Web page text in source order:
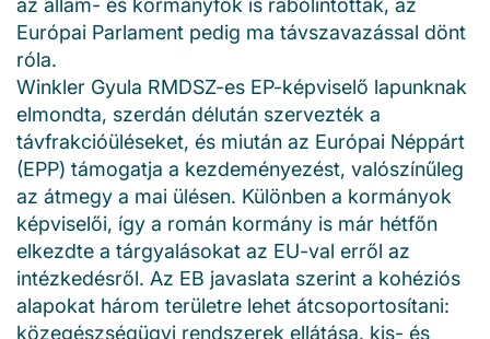
Európai Parlament pedig ma távszavazással dönt
róla.
Winkler Gyula RMDSZ-es EP-képviselő lapunknak
elmondta, szerdán délután szervezték a
távfrakcióüléseket, és miután az Európai Néppárt
(EPP) támogatja a kezdeményezést, valószínűleg
az átmegy a mai ülésen. Különben a kormányok
képviselői, így a román kormány is már hétfőn
elkezdte a tárgyalásokat az EU-val erről az
intézkedésről. Az EB javaslata szerint a kohéziós
alapokat három területre lehet átcsoportosítani:
közegészségügyi rendszerek ellátása, kis- és